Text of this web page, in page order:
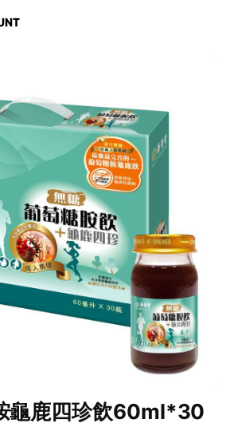
龜鹿四珍飲60ml*30